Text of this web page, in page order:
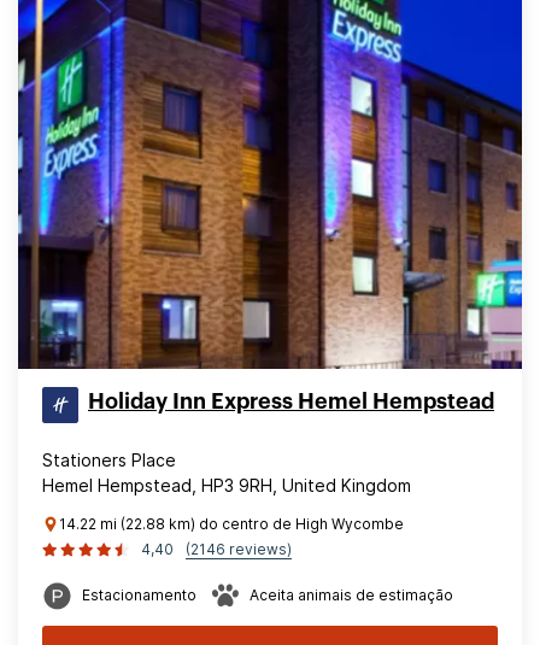
Holiday Inn Express Hemel Hempstead
Stationers Place
Hemel Hempstead, HP3 9RH, United Kingdom
14.22 mi (22.88 km) do centro de High Wycombe
4,40
(2146 reviews)
Estacionamento Aceita animais de estimação